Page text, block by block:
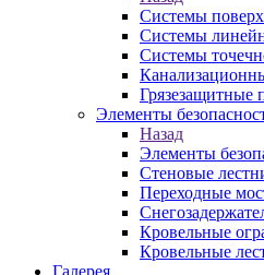
Системы
Системы
Системы
Грязезащитные
Элементы
Назад
Элементы
Стеновые
Переходные
Кровельные
Кровельные
Галерея